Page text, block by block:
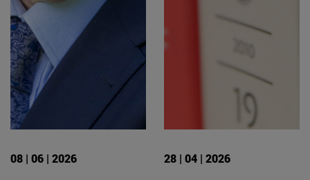
08 | 06 | 2026 28 | 04 | 2026